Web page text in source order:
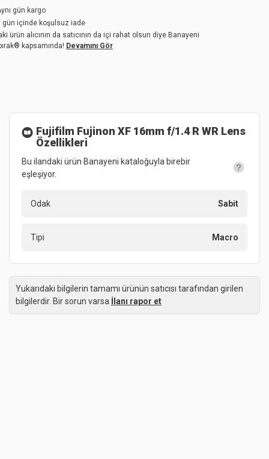
gün kargo
gün içinde koşulsuz iade
ürün alıcının da satıcının da içi rahat olsun diye Banayeni
kapsamında! Devamını Gör
Fujifilm Fujinon XF 16mm f/1.4 R WR Lens
Özellikleri
Bu ilandaki ürün Banayeni kataloğuyla birebir
eşleşiyor.
Odak Sabit
Tipi Macro
Yukarıdaki bilgilerin tamamı ürünün satıcısı tarafından girilen
bilgilerdir. Bir sorun varsa İlanı rapor et